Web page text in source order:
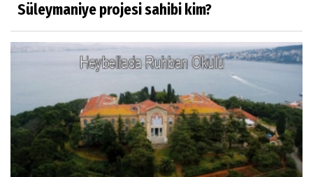
OLANIN ÖZETİ!.
HÜSEYİN MOVİT
HÜSEYİN MOVİT ABİMİZİN SON
PAYLAŞIMLARI
Süleymaniye projesi sahibi kim?